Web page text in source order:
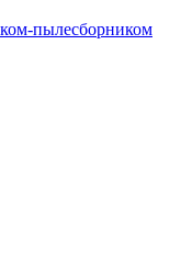
пылесборником